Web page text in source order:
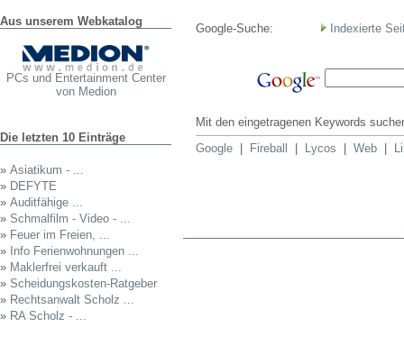
Aus unserem Webkatalog
PCs und Entertainment Center
von Medion
Die letzten 10 Einträge
» Asiatikum - ...
» DEFYTE
» Auditfähige ...
» Schmalfilm - Video - ...
» Feuer im Freien, ...
» Info Ferienwohnungen ...
» Maklerfrei verkauft ...
» Scheidungskosten-Ratgeber
» Rechtsanwalt Scholz ...
» RA Scholz - ...
Google-Suche: Indexierte
Mit den eingetragenen Keywords
Google
Fireball Lycos Web